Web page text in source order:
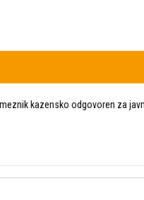
kazensko odgovoren za